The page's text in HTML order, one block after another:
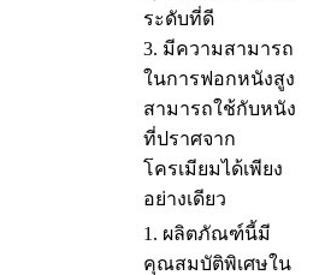
ระดับที่ดี
3. มีความสามารถ
ในการฟอกหนังสูง
สามารถใช้กับหนัง
ที่ปราศจาก
โครเมียมได้เพียง
อย่างเดียว
1. ผลิตภัณฑ์นี้มี
คุณสมบัติพิเศษใน